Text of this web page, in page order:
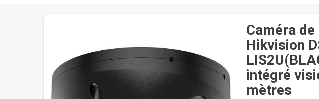
Caméra
Hikvision
intégré
mètres